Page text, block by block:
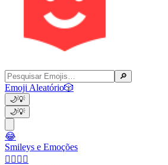
🔎
Emoji Aleatório🎲
🌙💡
🌙💡
😂
Smileys e Emoções
👩‍❤️‍💋‍👨